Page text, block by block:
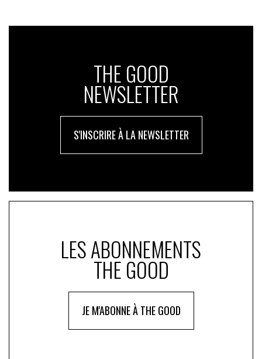
THE GOOD
NEWSLETTER
S'INSCRIRE À LA NEWSLETTER
LES ABONNEMENTS
THE GOOD
JE M'ABONNE À THE GOOD